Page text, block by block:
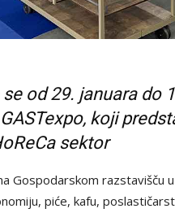
od 29. januara do
koji
sektor
Gospodarskom razstavišču
piće, kafu,